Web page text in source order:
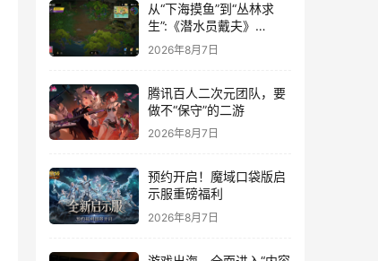
从“下海摸鱼”到“丛林求
生”:《潜水员戴夫》
DLC《丛林》移动端定档
8月14日
2026年8月7日
腾讯百人二次元团队，要
做不“保守”的二游
2026年8月7日
预约开启！魔域口袋版启
示服重磅福利
2026年8月7日